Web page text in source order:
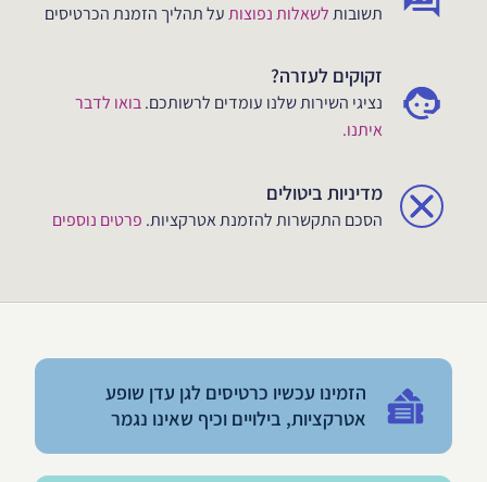
תשובותלשאלות נפוצותעל תהליך הזמנת הכרטיסים
זקוקים לעזרה?
נציגי השירות שלנו עומדים לרשותכם.בואו לדבר
איתנו.
מדיניות ביטולים
הסכם התקשרות להזמנת אטרקציות. פרטים נוספים
הזמינו עכשיו כרטיסים לגן עדן שופע
אטרקציות, בילויים וכיף שאינו נגמר